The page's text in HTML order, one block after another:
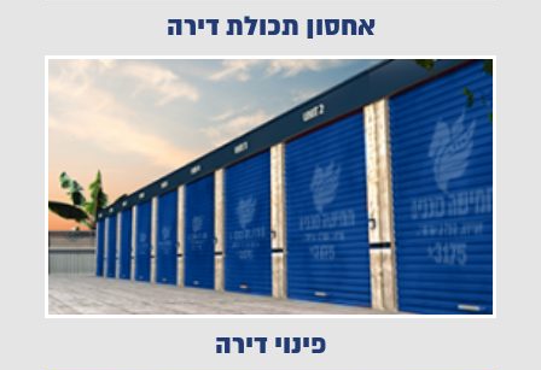
אחסון תכולת דירה
פינוי דירה